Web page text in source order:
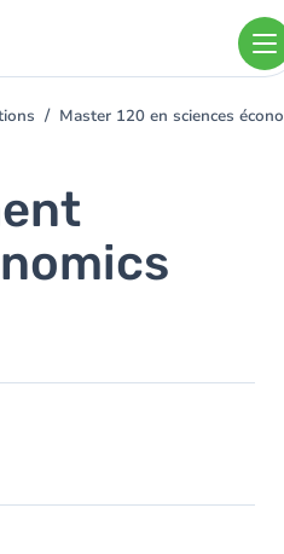
Master 120 en sciences